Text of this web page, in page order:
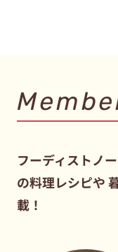
フーディストノ
の料理レシピや
載！